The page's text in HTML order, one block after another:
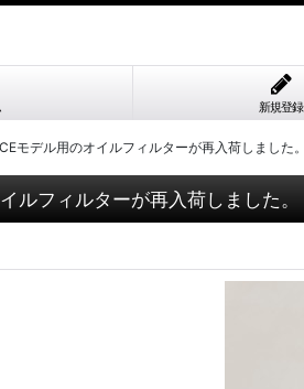
新規登録
モデル用のオイルフィルターが再入荷しました。
ルフィルターが再入荷しました。